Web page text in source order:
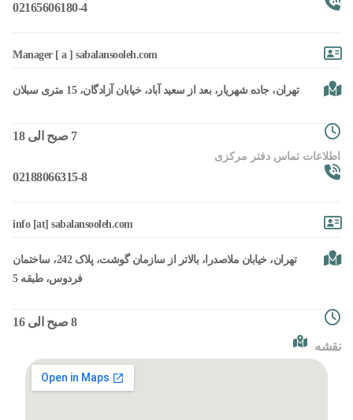
02165606180-4
Manager [ a ] sabalansooleh.com
تهران، جاده شهریار، بعد از سعید آباد، خیابان آزادگان، 15 متری سبلان
7 صبح الی 18
اطلاعات تماس دفتر مرکزی
02188066315-8
info [at] sabalansooleh.com
تهران، خیابان ملاصدرا، بالاتر از سازمان گوشت، پلاک 242، ساختمان
فردوس، طبقه 5
8 صبح الی 16
نقشه